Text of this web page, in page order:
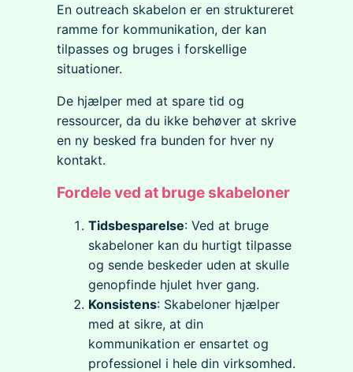
En outreach skabelon er en struktureret
ramme for kommunikation, der kan
tilpasses og bruges i forskellige
situationer.
De hjælper med at spare tid og
ressourcer, da du ikke behøver at skrive
en ny besked fra bunden for hver ny
kontakt.
Fordele ved at bruge skabeloner
Tidsbesparelse: Ved at bruge
skabeloner kan du hurtigt tilpasse
og sende beskeder uden at skulle
genopfinde hjulet hver gang.
Konsistens: Skabeloner hjælper
med at sikre, at din
kommunikation er ensartet og
professionel i hele din virksomhed.